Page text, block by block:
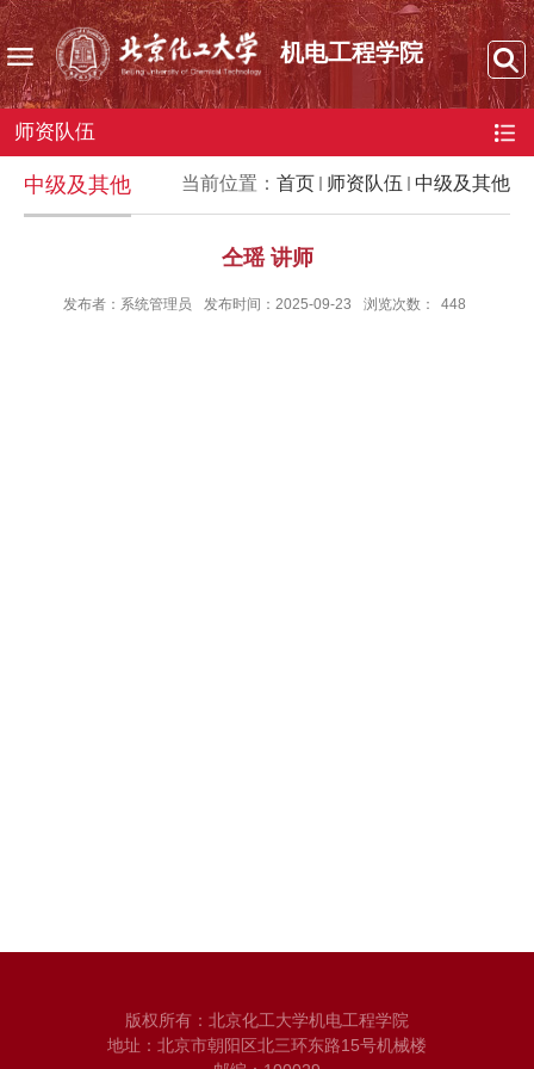
机电工程学院
师资队伍
当前位置： 首页 师资队伍 中级及其他
中级及其他
仝瑶 讲师
发布者：系统管理员 发布时间：2025-09-23 浏览次数： 448
版权所有：北京化工大学机电工程学院
地址：北京市朝阳区北三环东路15号机械楼